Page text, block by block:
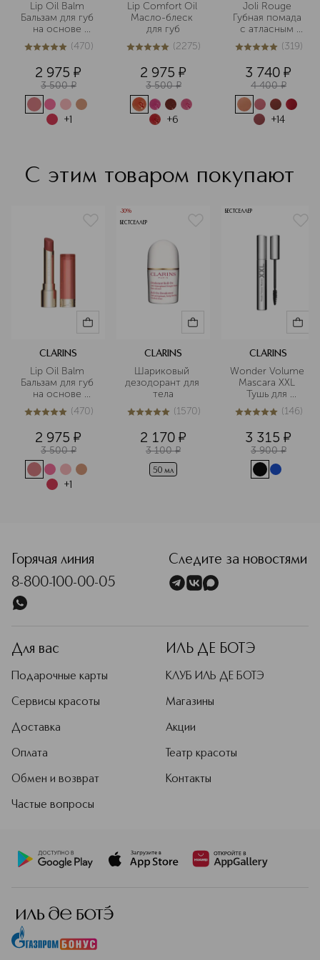
средства с активными
ингредиентами — для ухода за
кожей, которой нужна особая
Подробнее
Lip Oil Balm
Бальзам для губ
на основе
масел
4.9из5470 (470)
2 975 ¤
3 500 ¤
+1
Lip Comfort Oil
Масло-блеск
для губ
5из 52275 (2275)
2 975 ¤
3 500 ¤
+6
Joli Rouge
Губная помада
с атласным
эффектом
4.9из5319 (319)
3 740 ¤
4 400 ¤
+14
С этим товаром покупают
CLARINS
Lip Oil Balm
Бальзам для губ
на основе
масел
4.9из5470 (470)
2 975 ¤
3 500 ¤
+1
-30%
БЕСТСЕЛЛЕР
CLARINS
Шариковый
дезодорант для
тела
5из 51570 (1570)
2 170 ¤
3 100 ¤
50 мл
БЕСТСЕЛЛЕР
CLARINS
Wonder Volume
Mascara XXL
Тушь для
максимального
объема ресниц
4.9из5146 (146)
3 315 ¤
3 900 ¤
Горячая линия
8-800-100-00-05
Следите за новостями
Для вас
Подарочные карты
Сервисы красоты
Доставка
Оплата
Обмен и возврат
Частые вопросы
ИЛЬ ДЕ БОТЭ
КЛУБ ИЛЬ ДЕ БОТЭ
Магазины
Акции
Театр красоты
Контакты